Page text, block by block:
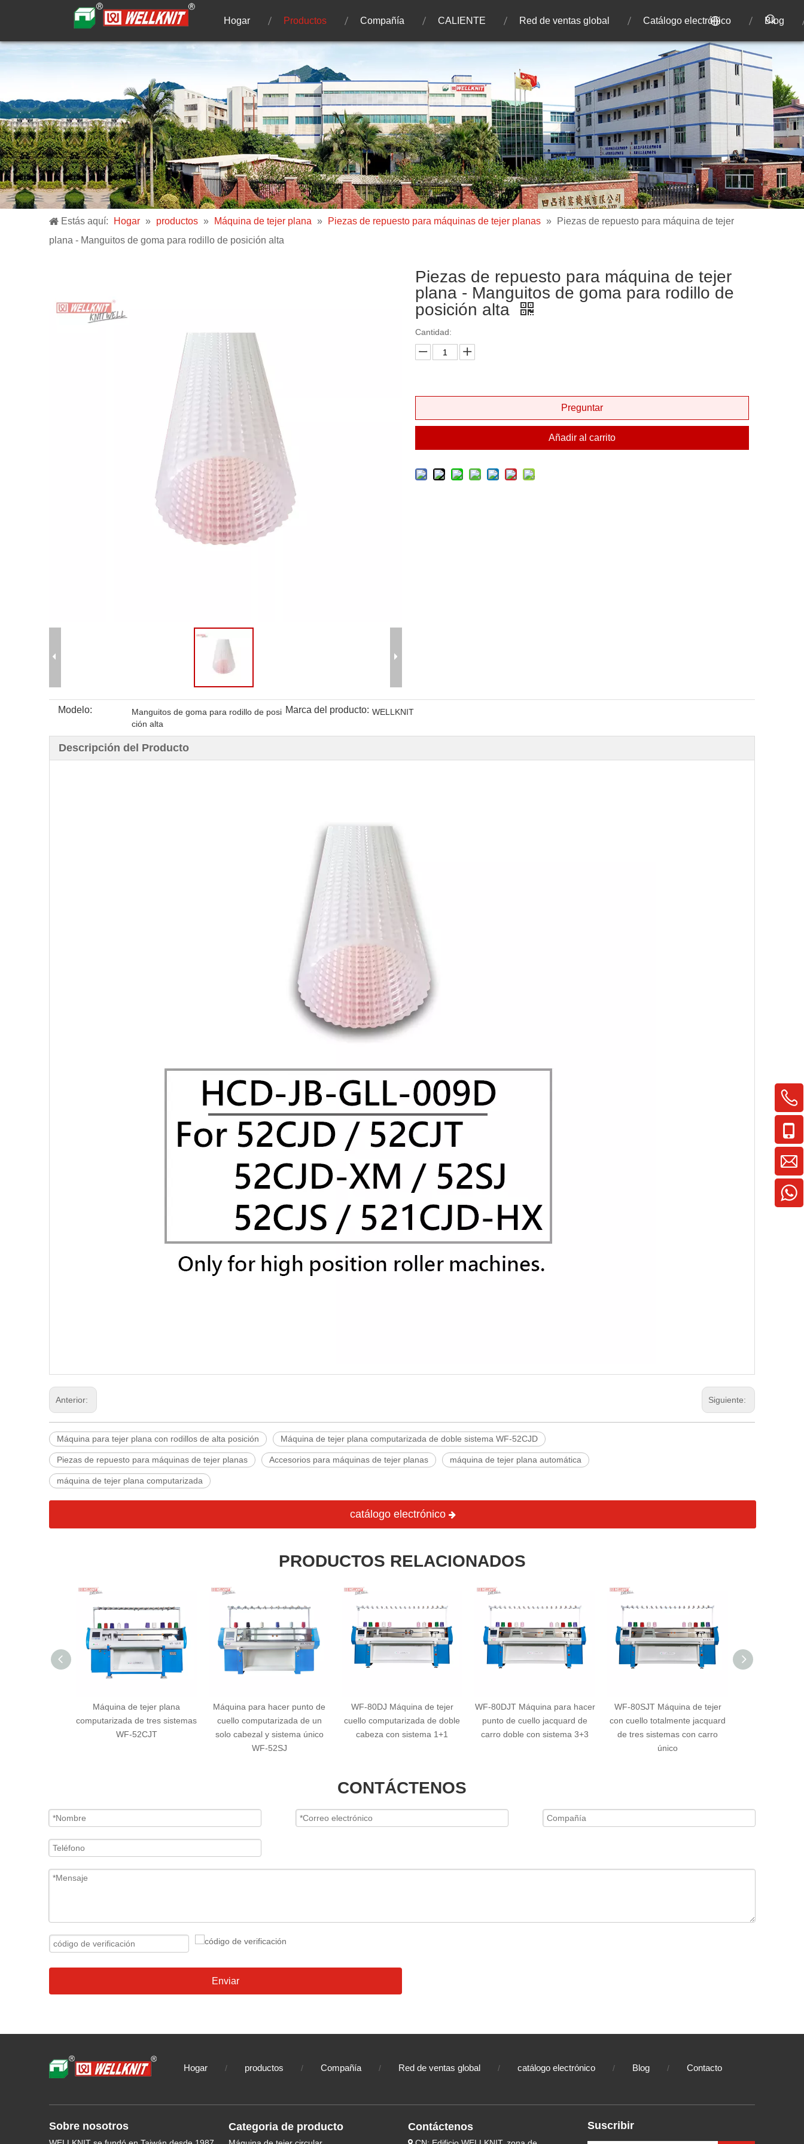
Hogar Productos Compañía CALIENTE Red de ventas global Catálogo electrónico Blog
Estás aquí: Hogar » productos » Máquina de tejer plana » Piezas de repuesto para máquinas de tejer planas »
Piezas de repuesto para máquina de tejer
plana - Manguitos de goma para rodillo de posición alta
Piezas de repuesto para máquina de tejer
plana - Manguitos de goma para rodillo de
posición alta
Cantidad:
Preguntar
Añadir al carrito
Modelo:
Manguitos de goma para rodillo de posi
ción alta
Marca del producto: WELLKNIT
Descripción del Producto
Anterior: Siguiente:
Máquina para tejer plana con rodillos de alta posición Máquina de tejer plana computarizada de doble sistema WF-52CJD
Piezas de repuesto para máquinas de tejer planas Accesorios para máquinas de tejer planas máquina de tejer plana automática
máquina de tejer plana computarizada
catálogo electrónico
PRODUCTOS RELACIONADOS
Máquina de tejer plana
computarizada de tres sistemas
WF-52CJT
Máquina para hacer punto de
cuello computarizada de un
solo cabezal y sistema único
WF-52SJ
WF-80DJ Máquina de tejer
cuello computarizada de doble
cabeza con sistema 1+1
WF-80DJT Máquina para hacer
punto de cuello jacquard de
carro doble con sistema 3+3
WF-80SJT Máquina de tejer
con cuello totalmente jacquard
de tres sistemas con carro
único
CONTÁCTENOS
Enviar
Hogar / productos / Compañía / Red de ventas global / catálogo electrónico / Blog / Contacto
Sobre nosotros Categoria de producto Contáctenos Suscribir